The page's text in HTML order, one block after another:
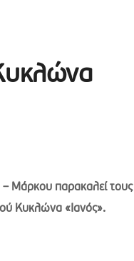
– Μάρκου παρακαλεί τους
Κυκλώνα «Ιανός».